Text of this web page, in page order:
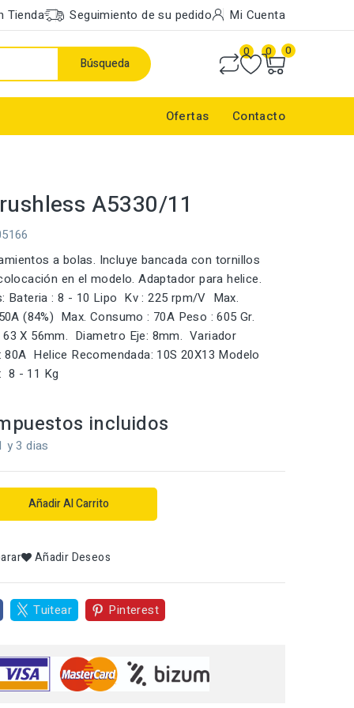
Tienda Seguimiento de su pedido Mi Cuenta
Búsqueda
0 0 0
Ofertas Contacto
A5330/11
a bolas. Incluye bancada con tornillos
en el modelo. Adaptador para helice.
Bateria : 8 - 10 Lipo Kv : 225 rpm/V Max.
(84%) Max. Consumo : 70A Peso : 605 Gr.
X 56mm. Diametro Eje: 8mm. Variador
80A Helice Recomendada: 10S 20X13 Modelo
8 - 11 Kg
incluidos
y 3 dias
Añadir Al Carrito
Añadir Deseos
Tuitear Pinterest